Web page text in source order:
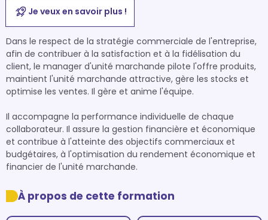
Je veux en savoir plus !
Dans le respect de la stratégie commerciale de l'entreprise,
afin de contribuer à la satisfaction et à la fidélisation du
client, le manager d'unité marchande pilote l'offre produits,
maintient l'unité marchande attractive, gère les stocks et
optimise les ventes. Il gère et anime l'équipe.
Il accompagne la performance individuelle de chaque
collaborateur. Il assure la gestion financière et économique
et contribue à l'atteinte des objectifs commerciaux et
budgétaires, à l'optimisation du rendement économique et
financier de l'unité marchande.
À propos de cette formation